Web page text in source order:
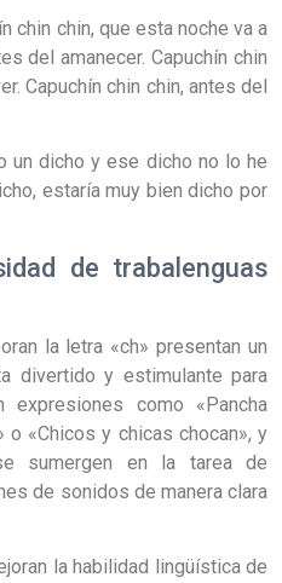
chin chin, que esta noche va a
del amanecer. Capuchín chin
Capuchín chin chin, antes del
un dicho y ese dicho no lo he
estaría muy bien dicho por
de trabalenguas
la letra «ch» presentan un
divertido y estimulante para
expresiones como «Pancha
o «Chicos y chicas chocan», y
sumergen en la tarea de
de sonidos de manera clara
la habilidad lingüística de